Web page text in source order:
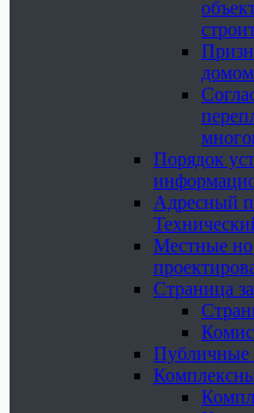
Порядок
Адресный
Местные
Страница
Публичные